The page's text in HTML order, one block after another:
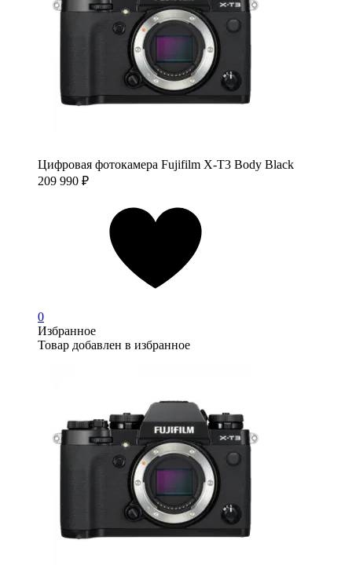
Цифровая фотокамера Fujifilm X-T3 Body Black
209 990 ₽
0
Избранное
Товар добавлен в избранное